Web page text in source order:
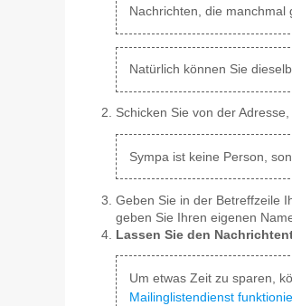
Nachrichten, die manchmal
Natürlich können Sie
Schicken Sie von der
Sympa ist keine Person,
Geben Sie in der Betreffzeile
geben Sie Ihren eigenen
Lassen Sie den
Um etwas Zeit zu sparen,
Mailinglistendienst